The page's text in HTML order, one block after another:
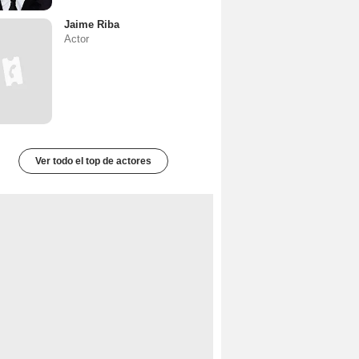
Jaime Riba
Actor
Ver todo el top de actores